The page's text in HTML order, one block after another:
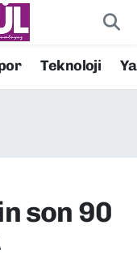
Teknoloji
son 90